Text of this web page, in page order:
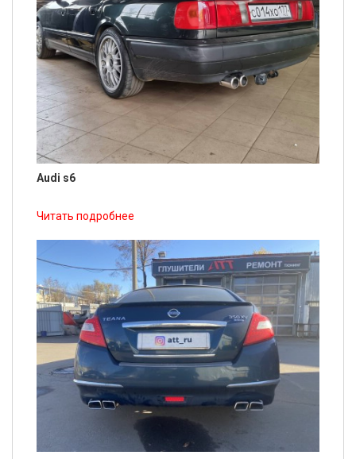
Audi s6
Читать подробнее